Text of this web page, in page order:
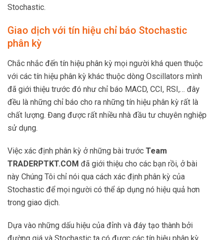
Stochastic.
Giao dịch với tín hiệu chỉ báo Stochastic
phân kỳ
Chắc nhắc đến tín hiệu phân kỳ mọi người khá quen thuộc
với các tín hiệu phân kỳ khác thuộc dòng Oscillators mình
đã giới thiệu trước đó như chỉ báo MACD, CCI, RSI,… đây
đều là những chỉ báo cho ra những tín hiệu phân kỳ rất là
chất lượng. Đang được rất nhiều nhà đầu tư chuyên nghiệp
sử dụng.
Việc xác định phân kỳ ở những bài trước Team
TRADERPTKT.COM đã giới thiệu cho các bạn rồi, ở bài
này Chúng Tôi chỉ nói qua cách xác định phân kỳ của
Stochastic để mọi người có thể áp dụng nó hiệu quả hơn
trong giao dịch.
Dựa vào những dấu hiệu của đỉnh và đáy tạo thành bởi